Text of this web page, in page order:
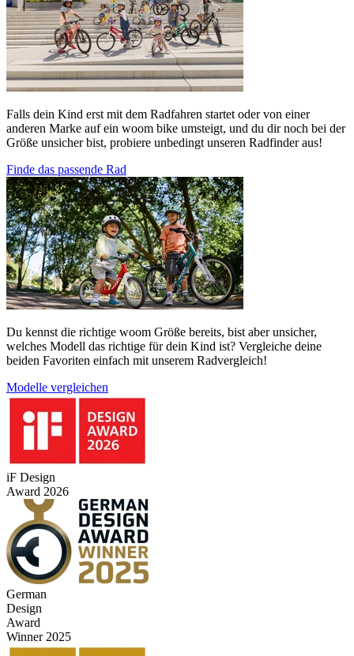
Falls dein Kind erst mit dem Radfahren startet oder von einer
anderen Marke auf ein woom bike umsteigt, und du dir noch bei der
Größe unsicher bist, probiere unbedingt unseren Radfinder aus!
Finde das passende Rad
Du kennst die richtige woom Größe bereits, bist aber unsicher,
welches Modell das richtige für dein Kind ist? Vergleiche deine
beiden Favoriten einfach mit unserem Radvergleich!
Modelle vergleichen
iF Design
Award 2026
German
Design
Award
Winner 2025